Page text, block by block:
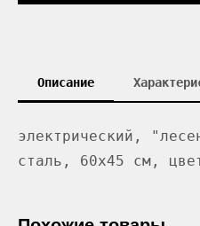
Описание
электрический,
сталь, 60x45 см,